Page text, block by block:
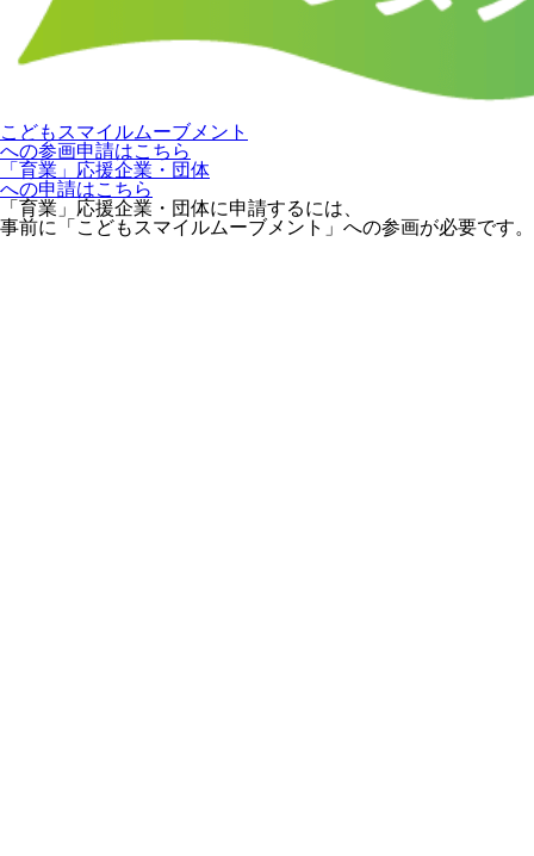
こどもスマイルムーブメント
への参画申請はこちら
「育業」応援企業・団体
への申請はこちら
「育業」応援企業・団体に申請するには、
事前に「こどもスマイルムーブメント」への参画が必要です。